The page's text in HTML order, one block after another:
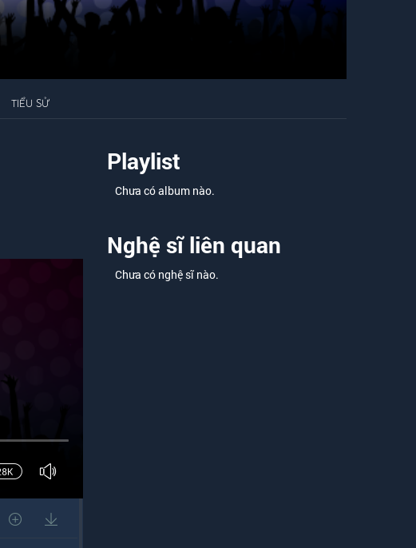
TIỂU SỬ
Playlist
Chưa có album nào.
Nghệ sĩ liên quan
Chưa có nghệ sĩ nào.